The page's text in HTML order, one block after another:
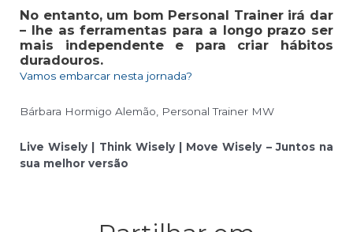
No entanto, um bom Personal Trainer irá dar
– lhe as ferramentas para a longo prazo ser
mais independente e para criar hábitos
duradouros.
Vamos embarcar nesta jornada?
Bárbara Hormigo Alemão, Personal Trainer MW
Live Wisely | Think Wisely | Move Wisely – Juntos na
sua melhor versão